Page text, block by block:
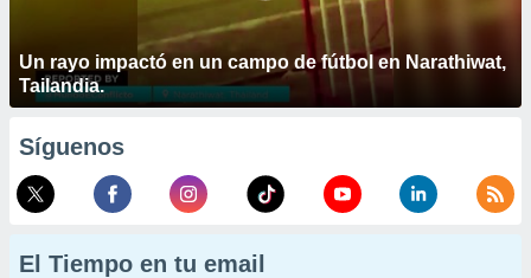
Un rayo impactó en un campo de fútbol en Narathiwat,
Tailandia.
Síguenos
El Tiempo en tu email